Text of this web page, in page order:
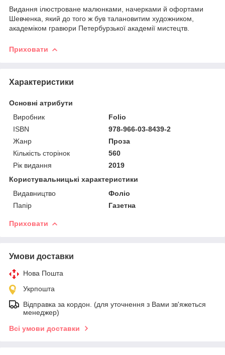
Видання ілюстроване малюнками, начерками й офортами
Шевченка, який до того ж був талановитим художником,
академіком гравюри Петербурзької академії мистецтв.
Приховати
Характеристики
Основні атрибути
Виробник
Folio
ISBN
978-966-03-8439-2
Жанр
Проза
Кількість сторінок
560
Рік видання
2019
Користувальницькі характеристики
Видавництво
Фоліо
Папір
Газетна
Приховати
Умови доставки
Нова Пошта
Укрпошта
Відправка за кордон. (для уточнення з Вами зв'яжеться
менеджер)
Всі умови доставки